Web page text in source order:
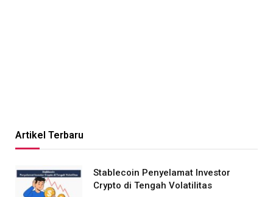
Artikel Terbaru
Stablecoin Penyelamat Investor
Crypto di Tengah Volatilitas